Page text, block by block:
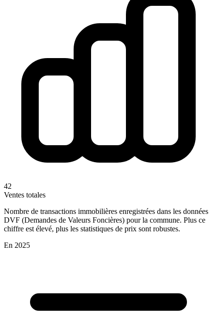
42
Ventes totales
Nombre de transactions immobilières enregistrées dans les données
DVF (Demandes de Valeurs Foncières) pour la commune. Plus ce
chiffre est élevé, plus les statistiques de prix sont robustes.
En 2025